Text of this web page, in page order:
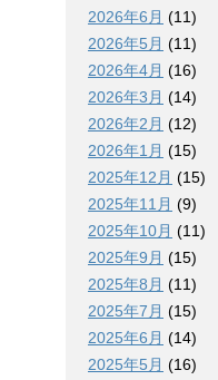
2026年6月 (11)
2026年5月 (11)
2026年4月 (16)
2026年3月 (14)
2026年2月 (12)
2026年1月 (15)
2025年12月 (15)
2025年11月 (9)
2025年10月 (11)
2025年9月 (15)
2025年8月 (11)
2025年7月 (15)
2025年6月 (14)
2025年5月 (16)